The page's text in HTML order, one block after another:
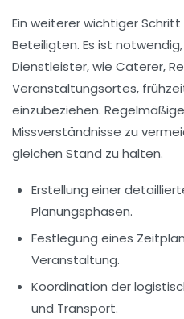
Ein weiterer wichtiger
Beteiligten. Es ist
Dienstleister, wie Caterer,
Veranstaltungsortes,
einzubeziehen.
Missverständnisse zu
gleichen Stand zu halten.
Erstellung einer
Planungsphasen.
Festlegung eines
Veranstaltung.
Koordination der
und Transport.